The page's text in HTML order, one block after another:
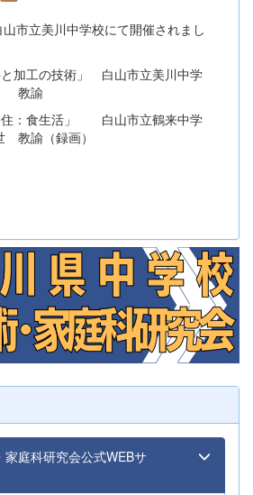
市立美川中学校にて開催されまし
加工の技術」 白山市立美川中学
教諭
住：食生活」 白山市立鶴来中学
諭（録画）
庭科研究会公式WEBサ